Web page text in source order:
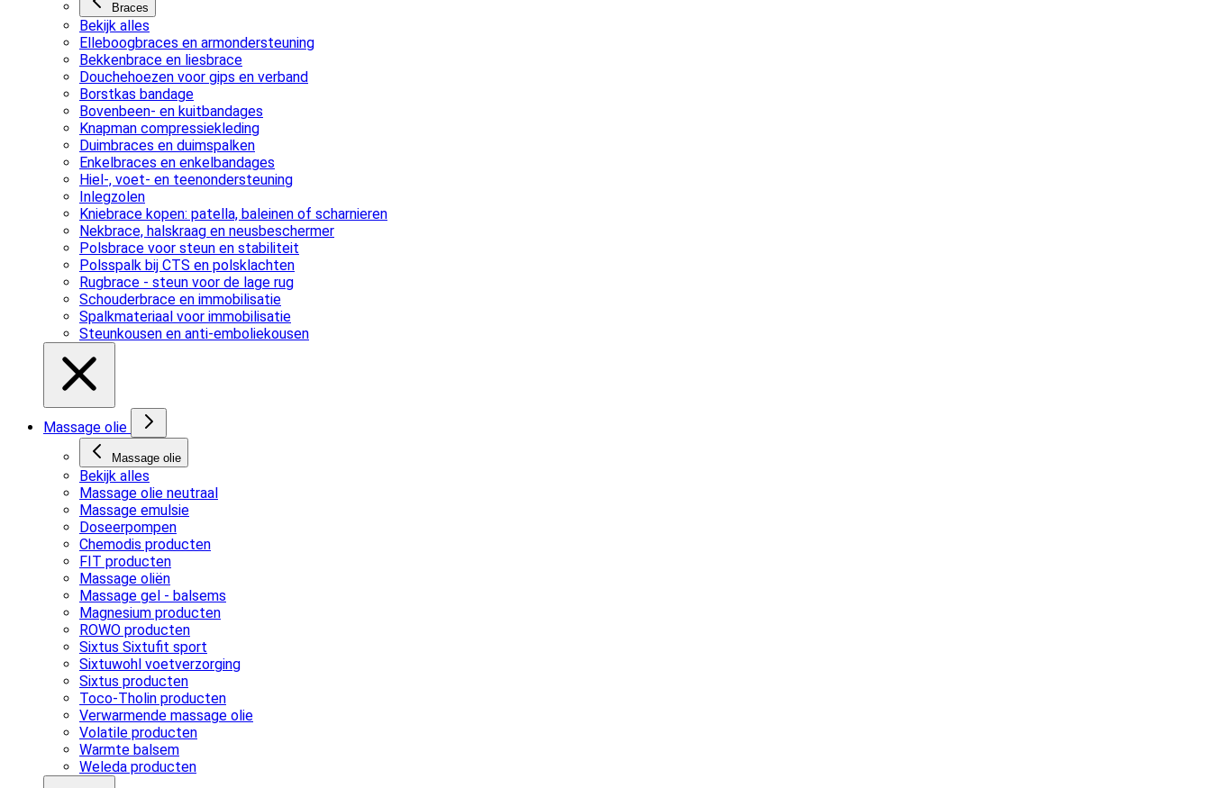
Braces
Bekijk alles
Elleboogbraces en armondersteuning
Bekkenbrace en liesbrace
Douchehoezen voor gips en verband
Borstkas bandage
Bovenbeen- en kuitbandages
Knapman compressiekleding
Duimbraces en duimspalken
Enkelbraces en enkelbandages
Hiel-, voet- en teenondersteuning
Inlegzolen
Kniebrace kopen: patella, baleinen of scharnieren
Nekbrace, halskraag en neusbeschermer
Polsbrace voor steun en stabiliteit
Polsspalk bij CTS en polsklachten
Rugbrace - steun voor de lage rug
Schouderbrace en immobilisatie
Spalkmateriaal voor immobilisatie
Steunkousen en anti-emboliekousen
Massage olie
Massage olie
Bekijk alles
Massage olie neutraal
Massage emulsie
Doseerpompen
Chemodis producten
FIT producten
Massage oliën
Massage gel - balsems
Magnesium producten
ROWO producten
Sixtus Sixtufit sport
Sixtuwohl voetverzorging
Sixtus producten
Toco-Tholin producten
Verwarmende massage olie
Volatile producten
Warmte balsem
Weleda producten